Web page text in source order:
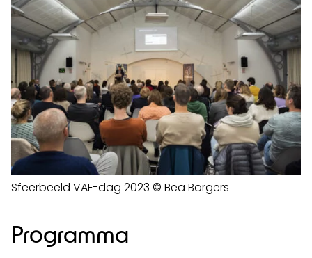
Sfeerbeeld VAF-dag 2023 © Bea Borgers
Programma